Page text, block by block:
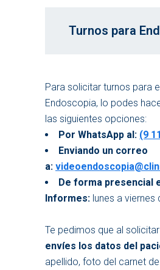
Turnos para
Para solicitar turnos para
Endoscopia, lo podes
las siguientes opciones:
Por WhatsApp al: (9
Enviando un correo
a:
De forma presencial
Informes: lunes a viernes
Te pedimos que al
envíes los datos del
apellido, foto del carnet